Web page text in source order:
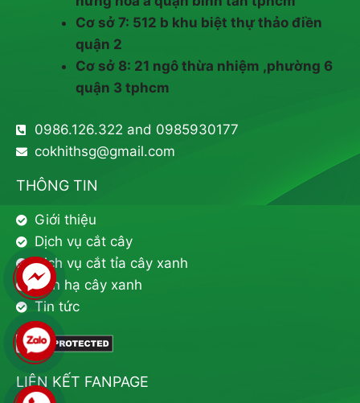
Cơ sở 7: 512 b khu biệt thự thảo điền
quận 2
Cơ sở 8: 21 ngô thừa nhiệm ,phường 6
quận 3 tphcm
0986.126.322 and 0985930177
cokhithsg@gmail.com
THÔNG TIN
Giới thiệu
Dịch vụ cắt cây
Dịch vụ cắt tỉa cây xanh
Đốn hạ cây xanh
Tin tức
LIÊN KẾT FANPAGE